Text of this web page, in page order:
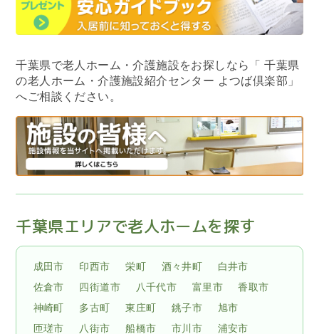
千葉県で老人ホーム・介護施設をお探しなら
「 千葉県
の老人ホーム・介護施設紹介センター よつば倶楽部」
へご相談ください。
千葉県エリアで老人ホームを探す
成田市 印西市 栄町 酒々井町
白井市
佐倉市
四街道市 八千代市 富里市
香取市
神崎町
多古町 東庄町 銚子市
旭市
匝瑳市
八街市 船橋市 市川市
浦安市